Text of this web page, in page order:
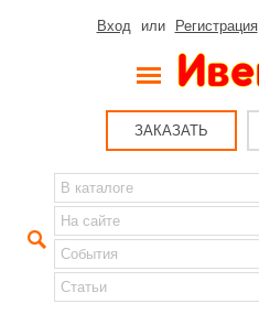
Вход или Регистрация
ЗАКАЗАТЬ